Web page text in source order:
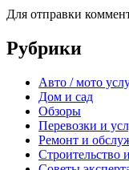
Для отправки
Рубрики
Авто / мото
Дом и сад
Обзоры
Перевозки и
Ремонт и
Строительство